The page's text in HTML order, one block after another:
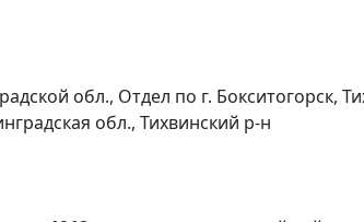
обл., Отдел по г. Бокситогорск,
обл., Тихвинский р-н